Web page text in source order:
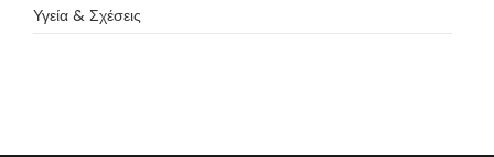
Υγεία & Σχέσεις